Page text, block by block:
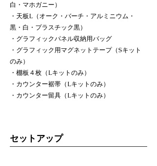
白・マホガニー）
・天板L（オーク・バーチ・アルミニウム・
黒・白・プラスチック黒）
・グラフィックパネル収納用バッグ
・グラフィック用マグネットテープ（Sキット
のみ）
・棚板４枚（Lキットのみ）
・カウンター裾帯（Lキットのみ）
・カウンター留具（Lキットのみ）
セットアップ